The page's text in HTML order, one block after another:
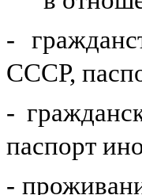
-
СССР,
-
паспорт
-